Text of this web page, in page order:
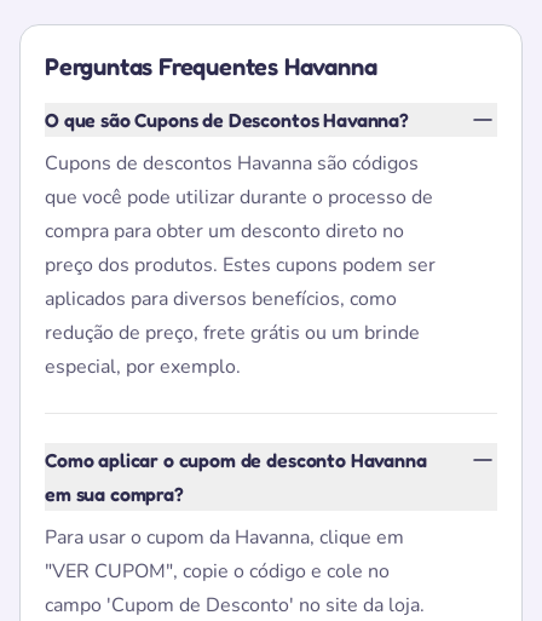
Perguntas Frequentes Havanna
O que são Cupons de Descontos Havanna?
Cupons de descontos Havanna são códigos
que você pode utilizar durante o processo de
compra para obter um desconto direto no
preço dos produtos. Estes cupons podem ser
aplicados para diversos benefícios, como
redução de preço, frete grátis ou um brinde
especial, por exemplo.
Como aplicar o cupom de desconto Havanna
em sua compra?
Para usar o cupom da Havanna, clique em
"VER CUPOM", copie o código e cole no
campo 'Cupom de Desconto' no site da loja.